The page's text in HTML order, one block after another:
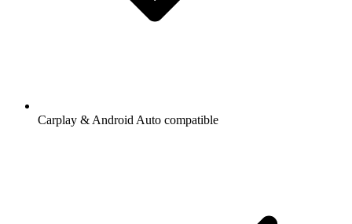
Carplay & Android Auto compatible